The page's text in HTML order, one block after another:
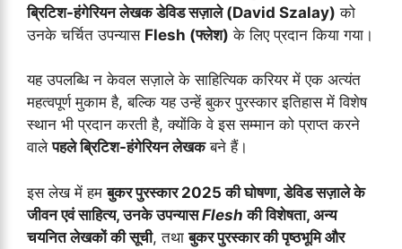
ब्रिटिश-हंगेरियन लेखक डेविड सज़ाले (David Szalay) को
उनके चर्चित उपन्यास Flesh (फ्लेश) के लिए प्रदान किया गया।
यह उपलब्धि न केवल सज़ाले के साहित्यिक करियर में एक अत्यंत
महत्वपूर्ण मुकाम है, बल्कि यह उन्हें बुकर पुरस्कार इतिहास में विशेष
स्थान भी प्रदान करती है, क्योंकि वे इस सम्मान को प्राप्त करने
वालेपहले ब्रिटिश-हंगेरियन लेखकबने हैं।
इस लेख में हमबुकर पुरस्कार 2025 की घोषणा, डेविड सज़ाले के
जीवन एवं साहित्य, उनके उपन्यासFlesh की विशेषता, अन्य
चयनित लेखकों की सूची, तथाबुकर पुरस्कार की पृष्ठभूमि और